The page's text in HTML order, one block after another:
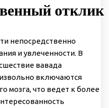
отклик
непосредственно
и увлеченности. В
вавада
включаются
мозга, что ведет к более